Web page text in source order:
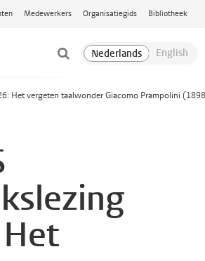
Medewerkers Organisatiegids Bibliotheek
Het vergeten taalwonder Giacomo Prampolini